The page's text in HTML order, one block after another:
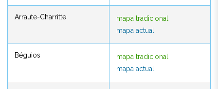
Arraute-Charritte
mapa tradicional
mapa actual
Béguios
mapa tradicional
mapa actual
mapa actual
mapa actual